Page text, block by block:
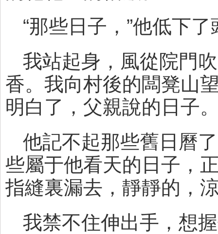
“那些日子，”他低下
我站起身，風從院門
香。我向村後的闆凳山
明白了，父親說的日子
他記不起那些舊日曆
些屬于他看天的日子，
指縫裏漏去，靜靜的，
我禁不住伸出手，想